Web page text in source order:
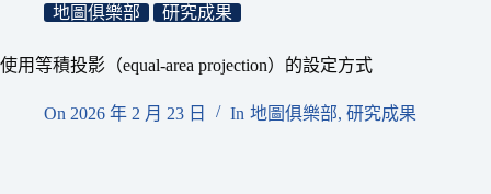
地圖俱樂部 研究成果
使用等積投影（equal-area projection）的設定方式
On 2026 年 2 月 23 日 In 地圖俱樂部, 研究成果